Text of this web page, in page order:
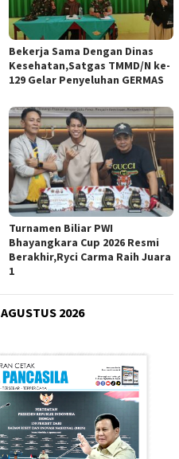
Bekerja Sama Dengan Dinas
Kesehatan,Satgas TMMD/N ke-
129 Gelar Penyeluhan GERMAS
Turnamen Biliar PWI
Bhayangkara Cup 2026 Resmi
Berakhir,Ryci Carma Raih Juara
1
2026